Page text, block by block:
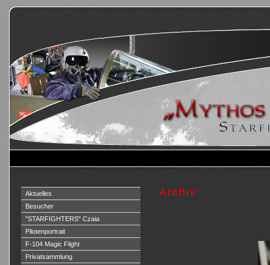
Aktuelles
Besucher
"STARFIGHTERS" Czaia
Pilotenportrait
F-104 Magic Flight
Privatsammlung
Archiv